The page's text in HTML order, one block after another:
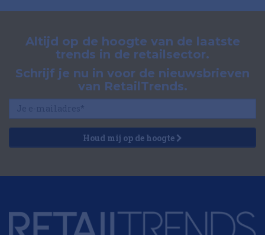
Altijd op de hoogte van de laatste
trends in de retailsector.
Schrijf je nu in voor de nieuwsbrieven
van RetailTrends.
Houd mij op de hoogte